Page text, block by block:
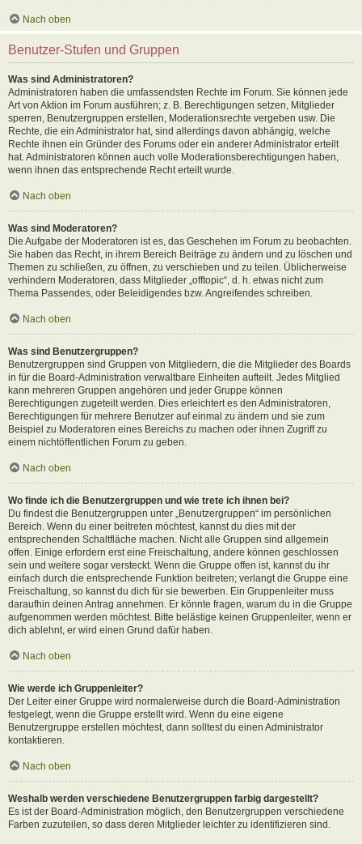
Nach oben
Benutzer-Stufen und Gruppen
Was sind Administratoren?
Administratoren haben die umfassendsten Rechte im Forum. Sie können jede
Art von Aktion im Forum ausführen; z. B. Berechtigungen setzen, Mitglieder
sperren, Benutzergruppen erstellen, Moderationsrechte vergeben usw. Die
Rechte, die ein Administrator hat, sind allerdings davon abhängig, welche
Rechte ihnen ein Gründer des Forums oder ein anderer Administrator erteilt
hat. Administratoren können auch volle Moderationsberechtigungen haben,
wenn ihnen das entsprechende Recht erteilt wurde.
Nach oben
Was sind Moderatoren?
Die Aufgabe der Moderatoren ist es, das Geschehen im Forum zu beobachten.
Sie haben das Recht, in ihrem Bereich Beiträge zu ändern und zu löschen und
Themen zu schließen, zu öffnen, zu verschieben und zu teilen. Üblicherweise
verhindern Moderatoren, dass Mitglieder „offtopic“, d. h. etwas nicht zum
Thema Passendes, oder Beleidigendes bzw. Angreifendes schreiben.
Nach oben
Was sind Benutzergruppen?
Benutzergruppen sind Gruppen von Mitgliedern, die die Mitglieder des Boards
in für die Board-Administration verwaltbare Einheiten aufteilt. Jedes Mitglied
kann mehreren Gruppen angehören und jeder Gruppe können
Berechtigungen zugeteilt werden. Dies erleichtert es den Administratoren,
Berechtigungen für mehrere Benutzer auf einmal zu ändern und sie zum
Beispiel zu Moderatoren eines Bereichs zu machen oder ihnen Zugriff zu
einem nichtöffentlichen Forum zu geben.
Nach oben
Wo finde ich die Benutzergruppen und wie trete ich ihnen bei?
Du findest die Benutzergruppen unter „Benutzergruppen“ im persönlichen
Bereich. Wenn du einer beitreten möchtest, kannst du dies mit der
entsprechenden Schaltfläche machen. Nicht alle Gruppen sind allgemein
offen. Einige erfordern erst eine Freischaltung, andere können geschlossen
sein und weitere sogar versteckt. Wenn die Gruppe offen ist, kannst du ihr
einfach durch die entsprechende Funktion beitreten; verlangt die Gruppe eine
Freischaltung, so kannst du dich für sie bewerben. Ein Gruppenleiter muss
daraufhin deinen Antrag annehmen. Er könnte fragen, warum du in die Gruppe
aufgenommen werden möchtest. Bitte belästige keinen Gruppenleiter, wenn er
dich ablehnt, er wird einen Grund dafür haben.
Nach oben
Wie werde ich Gruppenleiter?
Der Leiter einer Gruppe wird normalerweise durch die Board-Administration
festgelegt, wenn die Gruppe erstellt wird. Wenn du eine eigene
Benutzergruppe erstellen möchtest, dann solltest du einen Administrator
kontaktieren.
Nach oben
Weshalb werden verschiedene Benutzergruppen farbig dargestellt?
Es ist der Board-Administration möglich, den Benutzergruppen verschiedene
Farben zuzuteilen, so dass deren Mitglieder leichter zu identifizieren sind.